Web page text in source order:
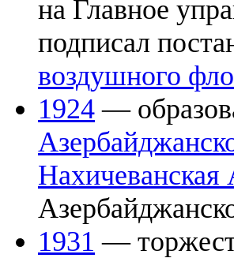
на Главное
подписал
воздушного
1924 —
Нахичеванская
1931 —